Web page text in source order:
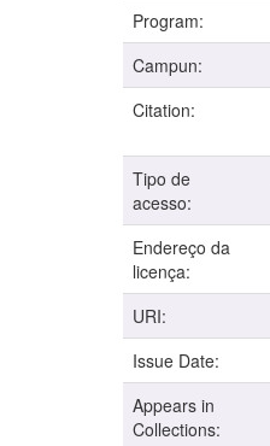
Program:
Campun:
Citation:
Tipo de
acesso:
Endereço da
licença:
URI:
Issue Date:
Appears in
Collections: